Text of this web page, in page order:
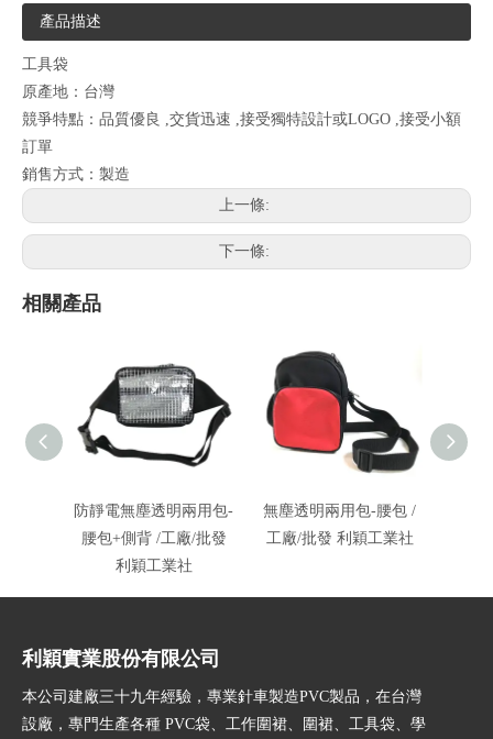
產品描述
工具袋
原產地：台灣
競爭特點：品質優良 ,交貨迅速 ,接受獨特設計或LOGO ,接受小額
訂單
銷售方式：製造
上一條:
下一條:
相關產品
防靜電無塵透明兩用包-
腰包+側背 /工廠/批發
利穎工業社
無塵透明兩用包-腰包 /
工廠/批發 利穎工業社
利穎實業股份有限公司
本公司建廠三十九年經驗，專業針車製造PVC製品，在台灣
設廠，專門生產各種 PVC袋、工作圍裙、圍裙、工具袋、學